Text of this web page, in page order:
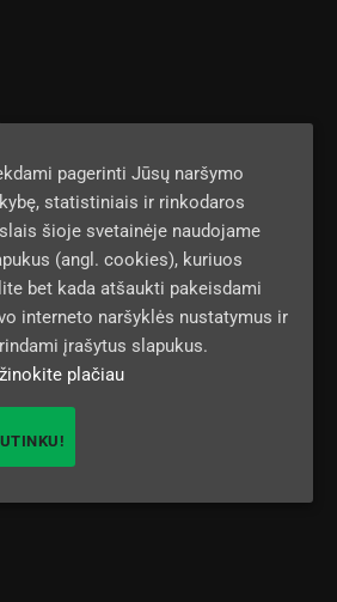
pagerinti Jūsų naršymo
statistiniais ir rinkodaros
šioje svetainėje naudojame
(angl. cookies), kuriuos
bet kada atšaukti pakeisdami
interneto naršyklės nustatymus ir
įrašytus slapukus.
plačiau